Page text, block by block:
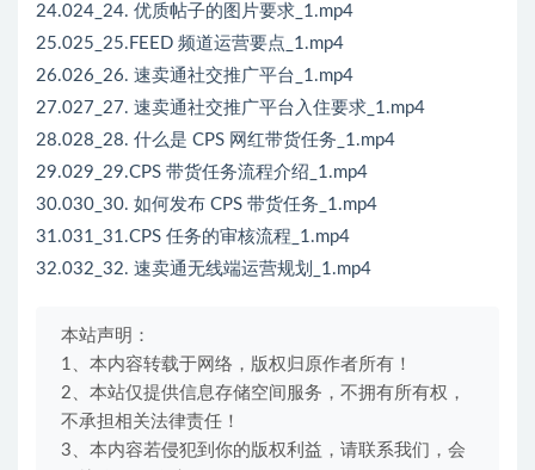
24.024_24. 优质帖子的图片要求_1.mp4
25.025_25.FEED 频道运营要点_1.mp4
26.026_26. 速卖通社交推广平台_1.mp4
27.027_27. 速卖通社交推广平台入住要求_1.mp4
28.028_28. 什么是 CPS 网红带货任务_1.mp4
29.029_29.CPS 带货任务流程介绍_1.mp4
30.030_30. 如何发布 CPS 带货任务_1.mp4
31.031_31.CPS 任务的审核流程_1.mp4
32.032_32. 速卖通无线端运营规划_1.mp4
本站声明：
1、本内容转载于网络，版权归原作者所有！
2、本站仅提供信息存储空间服务，不拥有所有权，
不承担相关法律责任！
3、本内容若侵犯到你的版权利益，请联系我们，会